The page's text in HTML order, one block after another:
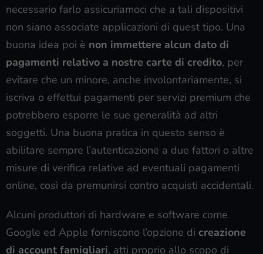
necessario farlo assicuriamoci che a tali dispositivi
non siano associate applicazioni di quest tipo. Una
buona idea poi è non immettere alcun dato di
pagamenti relativo a nostre carte di credito, per
evitare che un minore, anche involontariamente, si
iscriva o effettui pagamenti per servizi premium che
potrebbero esporre le sue generalità ad altri
soggetti. Una buona pratica in questo senso è
abilitare sempre l’autenticazione a due fattori o altre
misure di verifica relative ad eventuali pagamenti
online, così da premunirsi contro acquisti accidentali.
Alcuni produttori di hardware e software come
Google ed Apple forniscono l’opzione di creazione
di account famigliari, atti proprio allo scopo di